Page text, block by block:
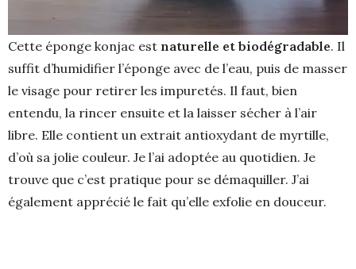
Cette éponge konjac est naturelle et biodégradable. Il
suffit d’humidifier l’éponge avec de l’eau, puis de masser
le visage pour retirer les impuretés. Il faut, bien
entendu, la rincer ensuite et la laisser sécher à l’air
libre. Elle contient un extrait antioxydant de myrtille,
d’où sa jolie couleur. Je l’ai adoptée au quotidien. Je
trouve que c’est pratique pour se démaquiller. J’ai
également apprécié le fait qu’elle exfolie en douceur.